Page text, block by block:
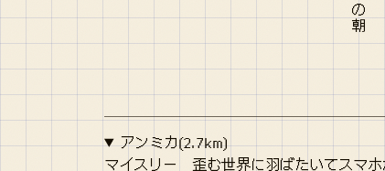
アンミカ(2.7km)
マイスリー 歪む世界に羽ばたいてスマホ